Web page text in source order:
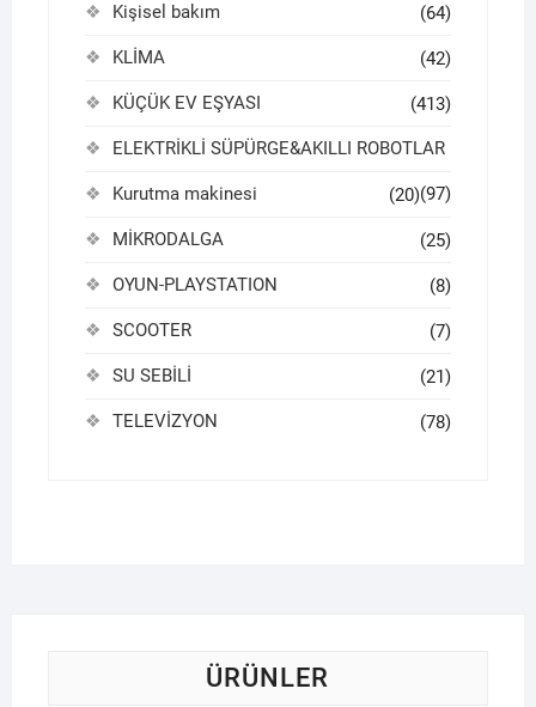
Kişisel bakım (64)
KLİMA (42)
KÜÇÜK EV EŞYASI (413)
ELEKTRİKLİ SÜPÜRGE&AKILLI ROBOTLAR
(97)
Kurutma makinesi (20)
MİKRODALGA (25)
OYUN-PLAYSTATION (8)
SCOOTER (7)
SU SEBİLİ (21)
TELEVİZYON (78)
ÜRÜNLER